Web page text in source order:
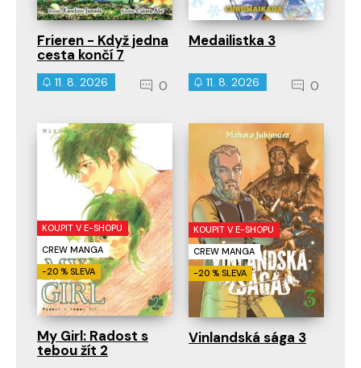
Frieren - Když jedna
cesta končí 7
11. 8. 2026 0
Medailistka 3
11. 8. 2026 0
KOUPIT V E-SHOPU
CREW MANGA
-20 % SLEVA
My Girl: Radost s
tebou žít 2
KOUPIT V E-SHOPU
CREW MANGA
-20 % SLEVA
Vinlandská sága 3